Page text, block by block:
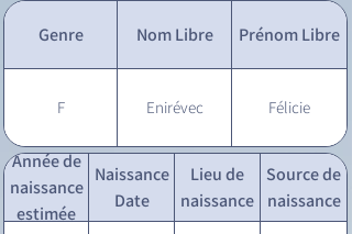
Genre Nom Libre Prénom Libre
F Enirévec Félicie
Année de
naissance
estimée
Naissance
Date
Lieu de
naissance
Source de
naissance